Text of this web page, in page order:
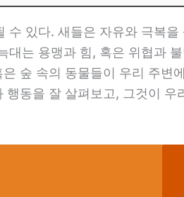
수 있다. 새들은 자유와 극복을
대는 용맹과 힘, 혹은 위협과
숲 속의 동물들이 우리 주변
동을 잘 살펴보고, 그것이 우